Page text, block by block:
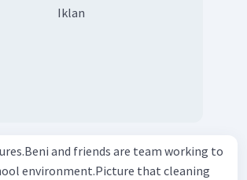
Iklan
and friends are team working to
environment.Picture that cleaning